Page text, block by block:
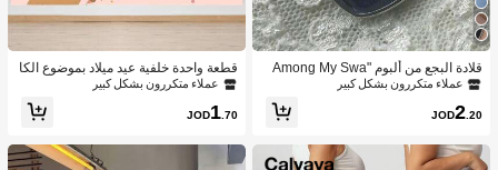
قلادة البجع من ألبوم "Among My Swa
n"، هدية لعشاق الموسيقى
عملاء متكررون بشكل كبير
JOD2.20
قطعة واحدة خلفية عيد ميلاد بموضوع الكا
بيبارا الوردي، ملصق خلفية كرتونية كابيبار
قة للاستخدام الداخلي والخارجي
عملاء متكررون بشكل كبير
JOD1.70